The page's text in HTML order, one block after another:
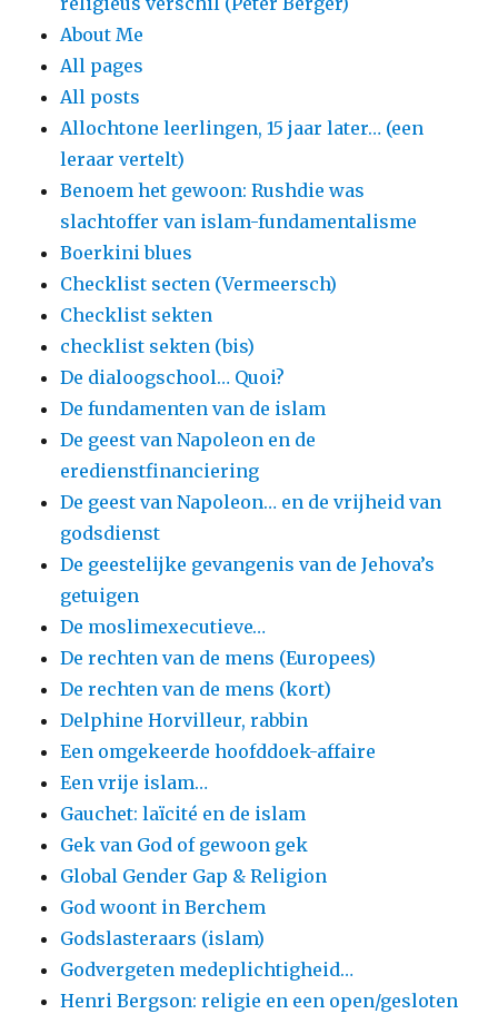
About Me
All pages
All posts
Allochtone leerlingen, 15 jaar later… (een
leraar vertelt)
Benoem het gewoon: Rushdie was
slachtoffer van islam-fundamentalisme
Boerkini blues
Checklist secten (Vermeersch)
Checklist sekten
checklist sekten (bis)
De dialoogschool… Quoi?
De fundamenten van de islam
De geest van Napoleon en de
eredienstfinanciering
De geest van Napoleon… en de vrijheid van
godsdienst
De geestelijke gevangenis van de Jehova’s
getuigen
De moslimexecutieve…
De rechten van de mens (Europees)
De rechten van de mens (kort)
Delphine Horvilleur, rabbin
Een omgekeerde hoofddoek-affaire
Een vrije islam…
Gauchet: laïcité en de islam
Gek van God of gewoon gek
Global Gender Gap & Religion
God woont in Berchem
Godslasteraars (islam)
Godvergeten medeplichtigheid…
Henri Bergson: religie en een open/gesloten